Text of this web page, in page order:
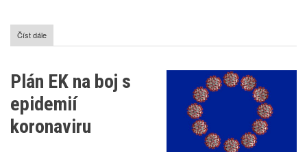
Číst dále
Babiš
z
ANO
Plán EK na boj s
epidemií
koronaviru